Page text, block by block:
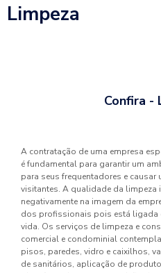
Limpeza
Confira -
A contratação de uma empresa
é fundamental para garantir um
para seus frequentadores e
visitantes. A qualidade da limpeza
negativamente na imagem da
dos profissionais pois está ligada
vida. Os serviços de limpeza e
comercial e condominial
pisos, paredes, vidro e caixilhos,
de sanitários, aplicação de